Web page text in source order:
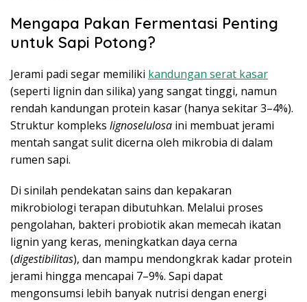
Mengapa Pakan Fermentasi Penting
untuk Sapi Potong?
Jerami padi segar memiliki kandungan serat kasar
(seperti lignin dan silika) yang sangat tinggi, namun
rendah kandungan protein kasar (hanya sekitar 3–4%).
Struktur kompleks lignoselulosa ini membuat jerami
mentah sangat sulit dicerna oleh mikrobia di dalam
rumen sapi.
Di sinilah pendekatan sains dan kepakaran
mikrobiologi terapan dibutuhkan. Melalui proses
pengolahan, bakteri probiotik akan memecah ikatan
lignin yang keras, meningkatkan daya cerna
(digestibilitas), dan mampu mendongkrak kadar protein
jerami hingga mencapai 7–9%. Sapi dapat
mengonsumsi lebih banyak nutrisi dengan energi